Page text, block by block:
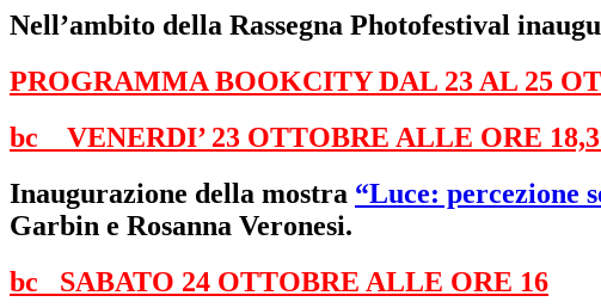
Nell’ambito della Rassegna Photofestival
PROGRAMMA BOOKCITY DAL 23 AL 25
bc VENERDI’ 23 OTTOBRE ALLE ORE
Inaugurazione della mostra “Luce: percezione
Garbin e Rosanna Veronesi.
bc
SABATO 24 OTTOBRE ALLE ORE 16